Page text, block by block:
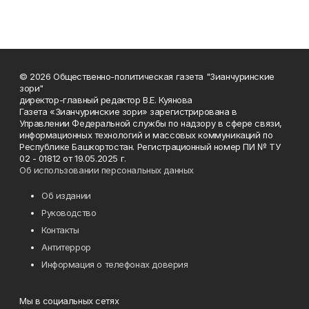
© 2026 Общественно-политическая газета "Зианчуринские
зори"
директор-главный редактор В.Е. Куянова
Газета «Зианчуринские зори» зарегистрирована в
Управлении Федеральной службы по надзору в сфере связи,
информационных технологий и массовых коммуникаций по
Республике Башкортостан. Регистрационный номер ПИ № ТУ
02 - 01812 от 19.05.2025 г.
Об использовании персональных данных
Об издании
Руководство
Контакты
Антитеррор
Информация о телефонах доверия
Мы в социальных сетях